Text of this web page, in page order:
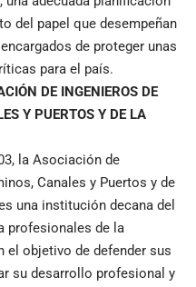
del papel que desempeñan
de proteger unas
para el país.
DE INGENIEROS DE
Y PUERTOS Y DE LA
la Asociación de
Canales y Puertos y de
una institución decana del
profesionales de la
el objetivo de defender sus
su desarrollo profesional y